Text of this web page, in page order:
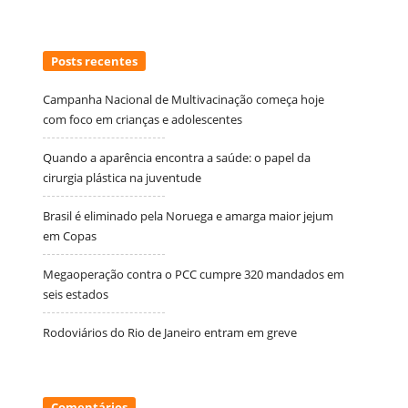
Posts recentes
Campanha Nacional de Multivacinação começa hoje
com foco em crianças e adolescentes
Quando a aparência encontra a saúde: o papel da
cirurgia plástica na juventude
Brasil é eliminado pela Noruega e amarga maior jejum
em Copas
Megaoperação contra o PCC cumpre 320 mandados em
seis estados
Rodoviários do Rio de Janeiro entram em greve